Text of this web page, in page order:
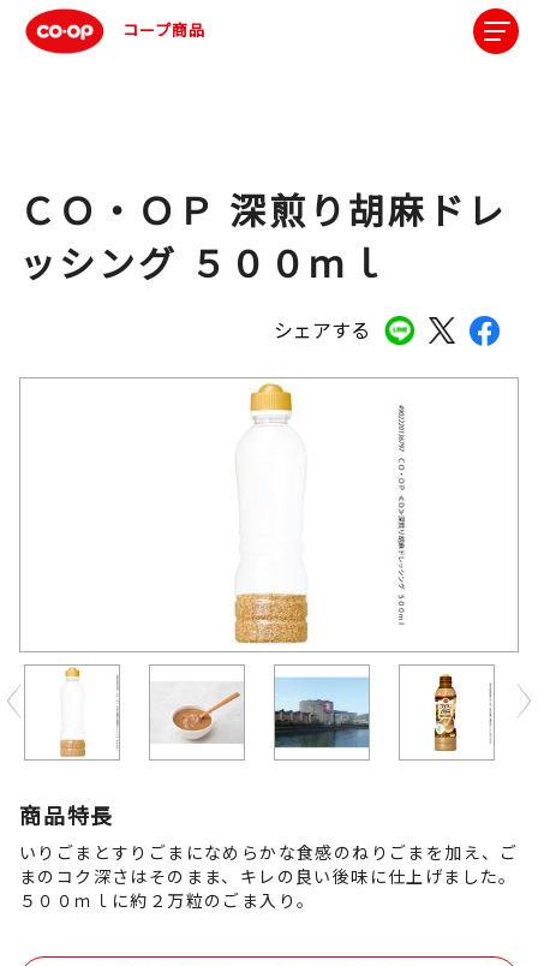
コープ商品
シェアする
ＣＯ・ＯＰ 深煎り胡麻ドレ
ッシング ５００ｍｌ
商品特長
いりごまとすりごまになめらかな食感のねりごまを加え、ご
まのコク深さはそのまま、キレの良い後味に仕上げました。
５００ｍｌに約２万粒のごま入り。